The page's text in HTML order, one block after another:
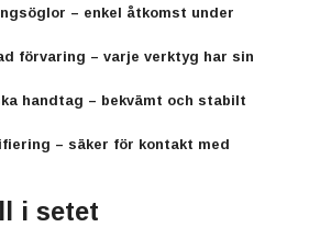
– enkel åtkomst under
förvaring – varje verktyg har sin
handtag – bekvämt och stabilt
– säker för kontakt med
i setet